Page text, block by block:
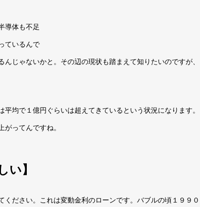
導体も不足
ているんで
じゃないかと。その辺の現状も踏まえて知りたいのですが、
均で１億円ぐらいは超えてきているという状況になります。
ってんですね。
い】
ださい。これは変動金利のローンです。バブルの頃１９９０